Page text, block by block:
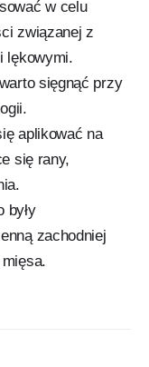
w celu
związanej z
lękowymi.
sięgnąć przy
aplikować na
się rany,
były
zachodniej